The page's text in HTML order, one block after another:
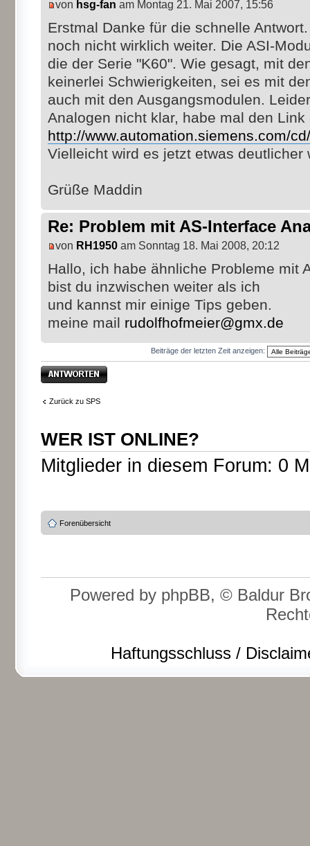
von hsg-fan am Montag 21. Mai 2007, 15:56
Erstmal Danke für die schnelle
noch nicht wirklich weiter. Die ASI-
die der Serie "K60". Wie gesagt, mit
keinerlei Schwierigkeiten, sei es mit
auch mit den Ausgangsmodulen.
Analogen nicht klar, habe mal den
http://www.automation.siemens.com/
Vielleicht wird es jetzt etwas deutlicher
Grüße Maddin
Re: Problem mit AS-Interface
von RH1950 am Sonntag 18. Mai 2008, 20:12
Hallo, ich habe ähnliche Probleme mit
bist du inzwischen weiter als ich
und kannst mir einige Tips geben.
meine mail rudolfhofmeier@gmx.de
Beiträge der letzten Zeit anzeigen:
Antwort erstellen
Zurück zu SPS
WER IST ONLINE?
Mitglieder in diesem Forum: 0
Forenübersicht
Powered by phpBB, © Baldur
Haftungsschluss /